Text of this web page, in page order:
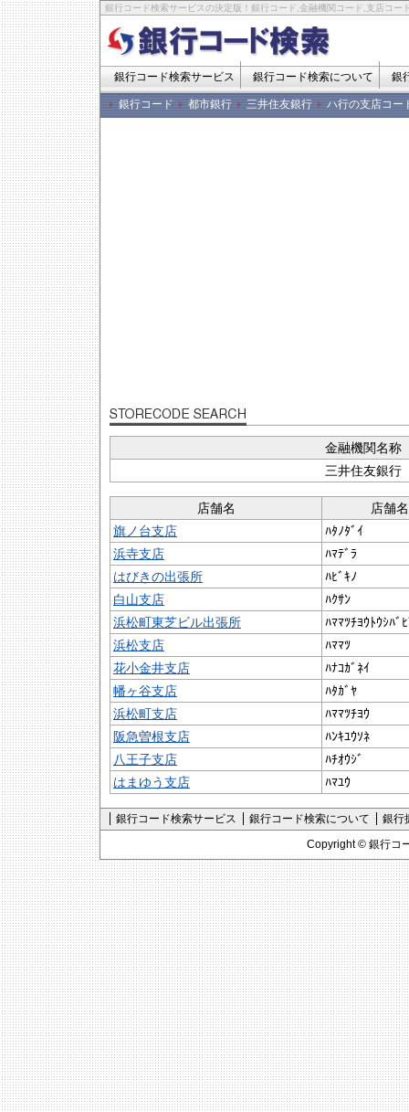
銀行コード検索サービスの決定版！銀行コード,金融機関コード,支店コー
銀行コード検索サービス 銀行コード検索について 銀
銀行コード 都市銀行 三井住友銀行 ハ行の支店コー
金融機関名称
三井住友銀行
店舗名
店舗
旗ノ台支店
ﾊﾀﾉﾀﾞｲ
浜寺支店
ﾊﾏﾃﾞﾗ
はびきの出張所
ﾊﾋﾞｷﾉ
白山支店
ﾊｸｻﾝ
浜松町東芝ビル出張所
ﾊﾏﾏﾂﾁﾖｳﾄｳｼﾊﾞ
浜松支店
ﾊﾏﾏﾂ
花小金井支店
ﾊﾅｺｶﾞﾈｲ
幡ヶ谷支店
ﾊﾀｶﾞﾔ
浜松町支店
ﾊﾏﾏﾂﾁﾖｳ
阪急曽根支店
ﾊﾝｷﾕｳｿﾈ
八王子支店
ﾊﾁｵｳｼﾞ
はまゆう支店
ﾊﾏﾕｳ
銀行コード検索サービス 銀行コード検索について
銀行
Copyright © 銀行コ